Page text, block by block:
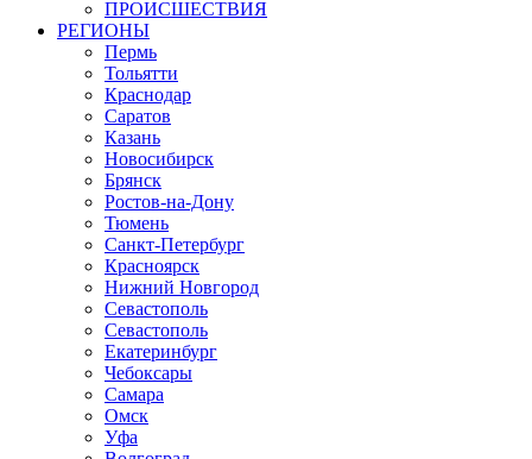
ПРОИСШЕСТВИЯ
РЕГИОНЫ
Пермь
Тольятти
Краснодар
Саратов
Казань
Новосибирск
Брянск
Ростов-на-Дону
Тюмень
Санкт-Петербург
Красноярск
Нижний Новгород
Севастополь
Севастополь
Екатеринбург
Чебоксары
Самара
Омск
Уфа